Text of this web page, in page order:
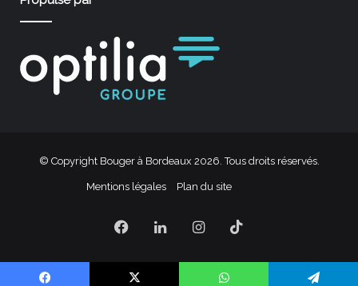
© Copyright Bouger à Bordeaux 2026. Tous droits réservés.
Mentions légales Plan du site
Facebook
LinkedinInstagram